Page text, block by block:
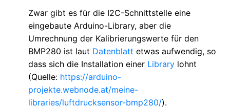
Zwar gibt es für die I2C-Schnittstelle eine
eingebaute Arduino-Library, aber die
Umrechnung der Kalibrierungswerte für den
BMP280 ist laut Datenblatt etwas aufwendig, so
dass sich die Installation einer Library lohnt
(Quelle: https://arduino-
projekte.webnode.at/meine-
libraries/luftdrucksensor-bmp280/).